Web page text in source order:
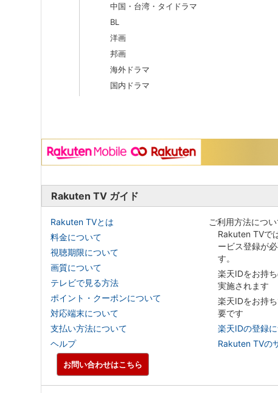
中国・台湾・タイドラマ
BL
洋画
邦画
海外ドラマ
国内ドラマ
Rakuten TV ガイド
Rakuten TVとは
料金について
視聴期限について
画質について
テレビで見る方法
ポイント・クーポンについて
対応端末について
支払い方法について
ヘルプ
ご利用方法につ
Rakuten TVで
ービス登録が
す。
楽天IDをお持
実施されます
楽天IDをお持
要です
楽天IDの登録
Rakuten TVの
お問い合わせはこちら